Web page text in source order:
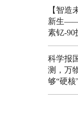
【智造
新生——
素钇-90
科学报
测，万
够“硬核